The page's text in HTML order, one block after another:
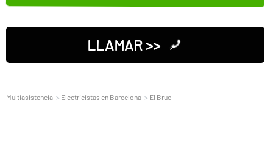
LLAMAR >>
Multiasistencia Electricistas en Barcelona El Bruc